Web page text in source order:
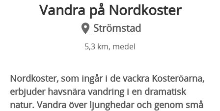
Vandra på Nordkoster
Strömstad
5,3 km, medel
Nordkoster, som ingår i de vackra Kosteröarna,
erbjuder havsnära vandring i en dramatisk
natur. Vandra över ljunghedar och genom små